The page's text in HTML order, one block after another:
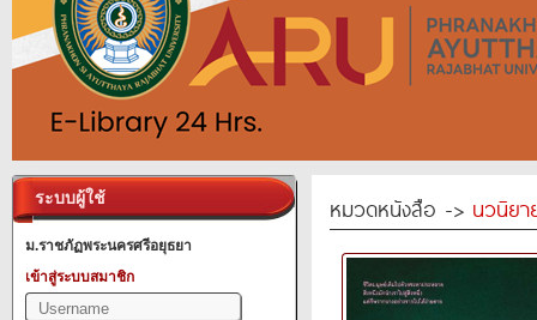
ระบบผู้ใช้
ม.ราชภัฏพระนครศรีอยุธยา
เข้าสู่ระบบสมาชิก
หมวดหนังสือ -> นวนิยา